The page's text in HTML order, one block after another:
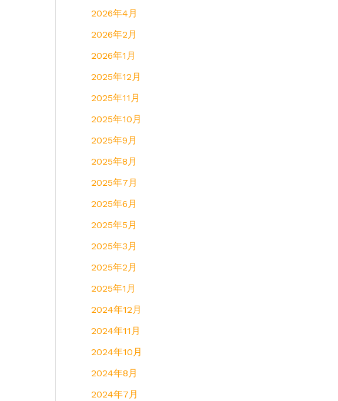
2026年4月
2026年2月
2026年1月
2025年12月
2025年11月
2025年10月
2025年9月
2025年8月
2025年7月
2025年6月
2025年5月
2025年3月
2025年2月
2025年1月
2024年12月
2024年11月
2024年10月
2024年8月
2024年7月